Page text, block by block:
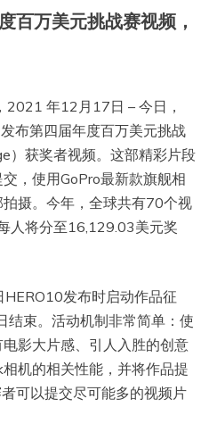
百万美元挑战赛视频，
2021 年12月17日 – 今日，
布第四届年度百万美元挑战
）获奖者视频。这部精彩片段
，使用GoPro最新款旗舰相
摄。今年，全球共有70个视
人将分至16,129.03美元奖
发布时启动作品征
束。活动机制非常简单：使
影大片感、引人入胜的创意
机的相关性能，并将作品提
可以提交尽可能多的视频片